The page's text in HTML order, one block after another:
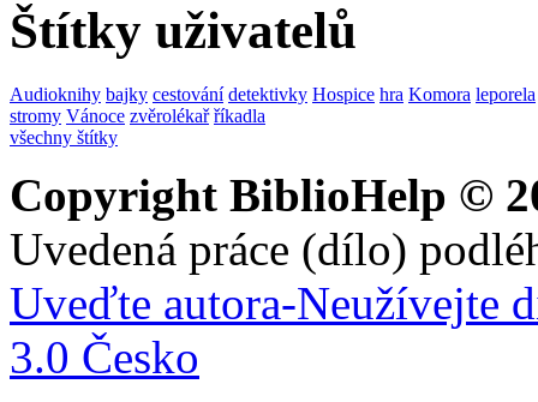
Štítky uživatelů
Audioknihy bajky cestování detektivky Hospice hra Komora leporela
stromy Vánoce zvěrolékař říkadla
všechny štítky
Copyright BiblioHelp ©
Uvedená práce (dílo)
Uveďte autora-Neužívejte
3.0 Česko